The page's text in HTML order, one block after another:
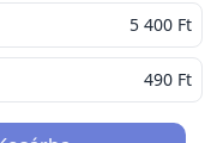
5 400 Ft
490 Ft